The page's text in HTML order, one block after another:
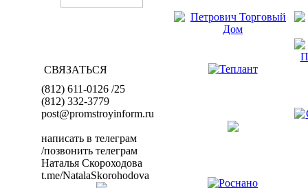
СВЯЗАТЬСЯ
(812) 611-0126 /25
(812) 332-3779
post@promstroyinform.ru
написать в телеграм
/позвонить телеграм
Наталья Скороходова
t.me/NatalaSkorohodova